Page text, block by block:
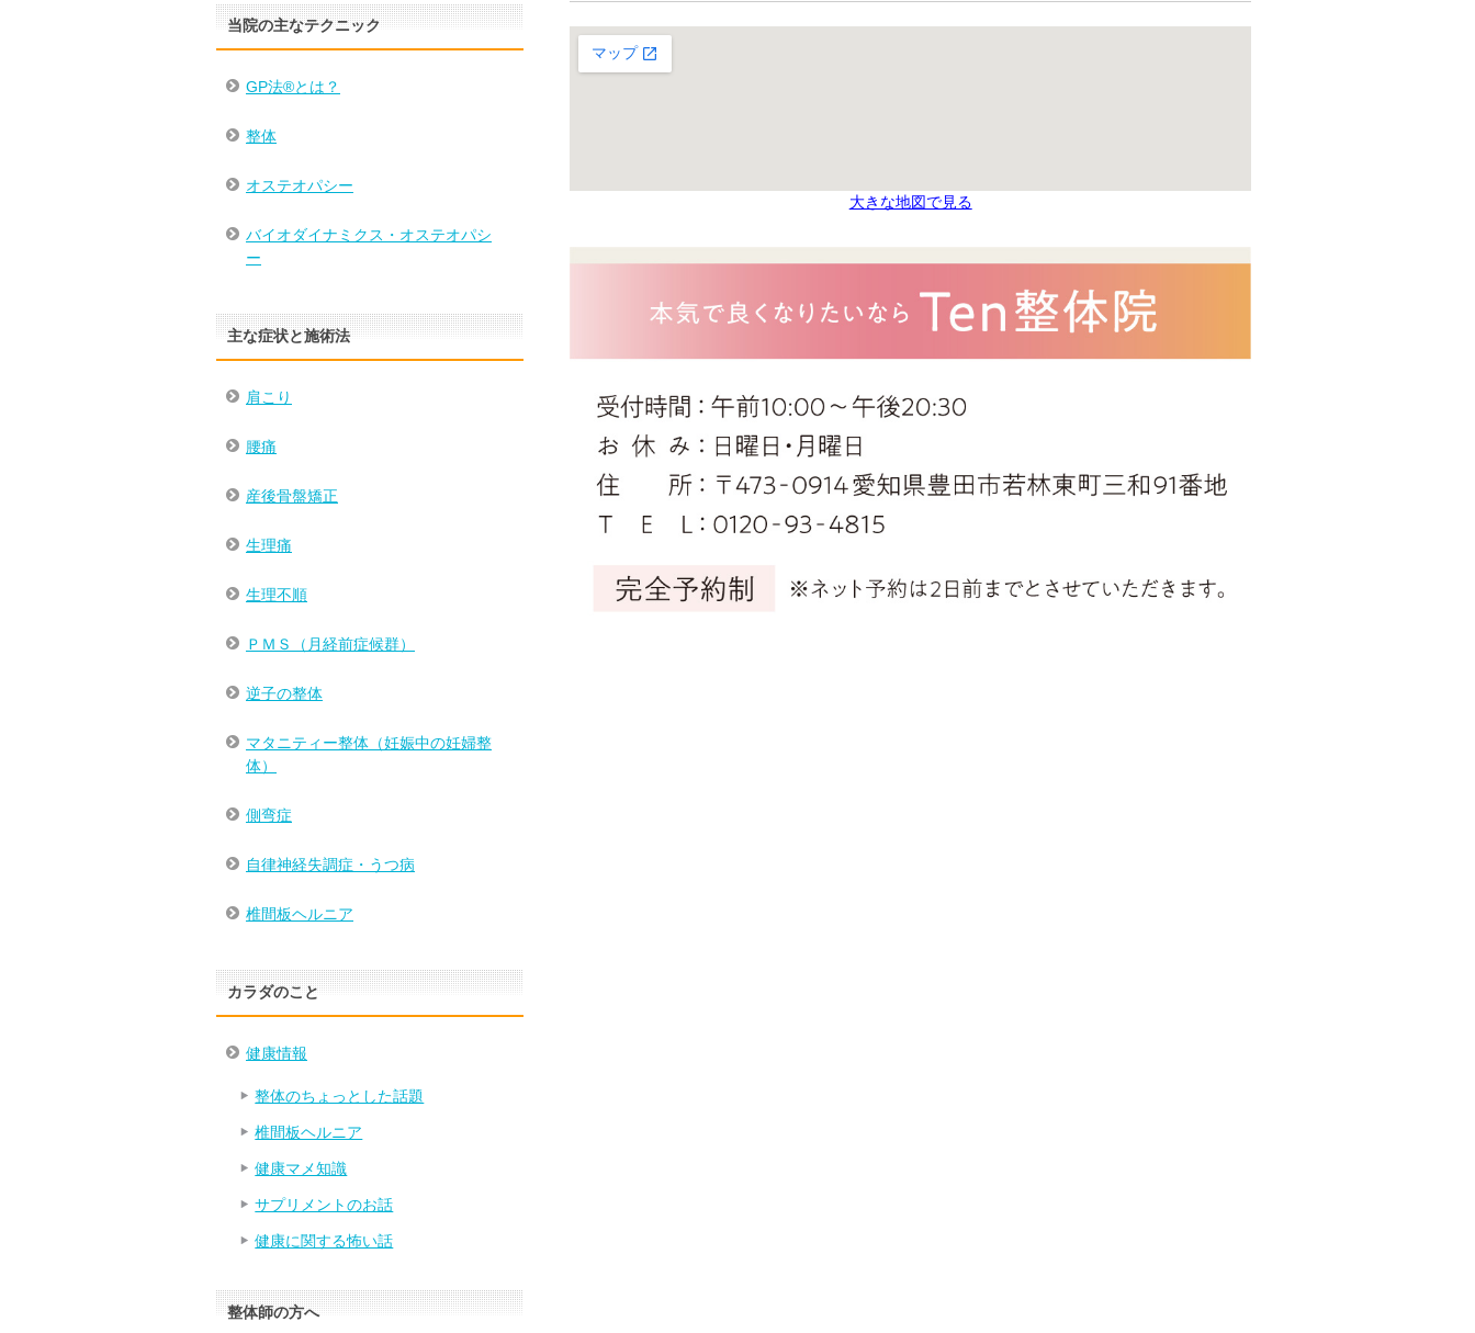
大きな地図で見る
当院の主なテクニック
GP法®とは？
整体
オステオパシー
バイオダイナミクス・オステオパシ
ー
主な症状と施術法
肩こり
腰痛
産後骨盤矯正
生理痛
生理不順
ＰＭＳ（月経前症候群）
逆子の整体
マタニティー整体（妊娠中の妊婦整
体）
側弯症
自律神経失調症・うつ病
椎間板ヘルニア
カラダのこと
健康情報
整体のちょっとした話題
椎間板ヘルニア
健康マメ知識
サプリメントのお話
健康に関する怖い話
整体師の方へ